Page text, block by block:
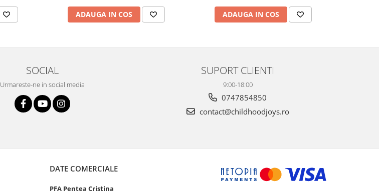
ADAUGA IN COS ADAUGA IN COS
SOCIAL
Urmareste-ne in social media
SUPORT CLIENTI
9:00-18:00
0747854850
contact@childhoodjoys.ro
DATE COMERCIALE
PFA Pentea Cristina